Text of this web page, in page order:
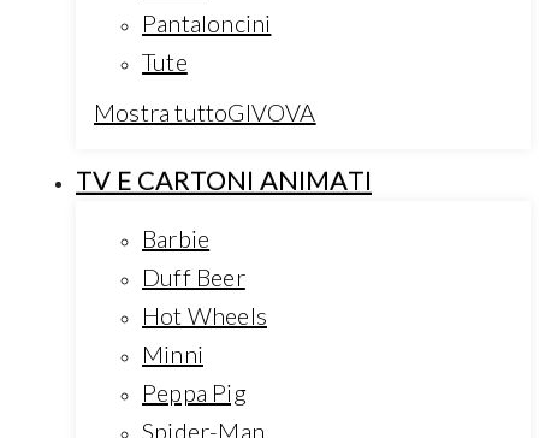
Pantaloncini
Tute
Mostra tuttoGIVOVA
TV E CARTONI ANIMATI
Barbie
Duff Beer
Hot Wheels
Minni
Peppa Pig
Spider-Man